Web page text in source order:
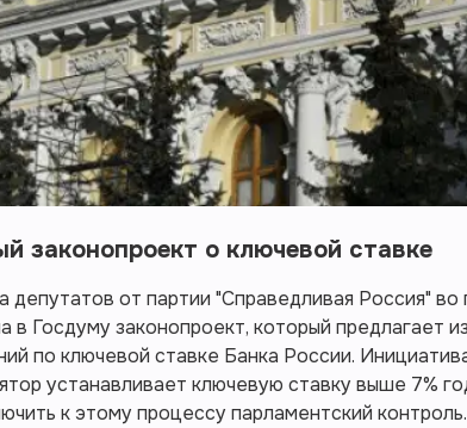
законопроект о ключевой ставке
депутатов от партии "Справедливая Россия"
в Госдуму законопроект, который предлагает
по ключевой ставке Банка России.
устанавливает ключевую ставку выше 7%
к этому процессу парламентский